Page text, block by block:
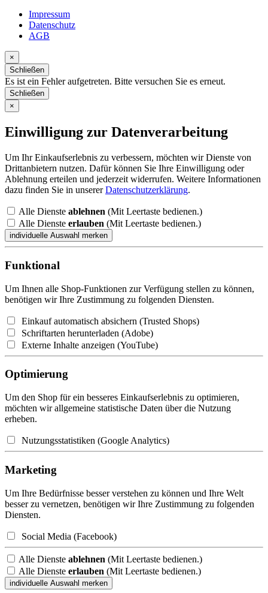
Impressum
Datenschutz
AGB
×
Schließen
Es ist ein Fehler aufgetreten. Bitte versuchen Sie es erneut.
Schließen
×
Einwilligung zur Datenverarbeitung
Um Ihr Einkaufserlebnis zu verbessern, möchten wir Dienste von
Drittanbietern nutzen. Dafür können Sie Ihre Einwilligung oder
Ablehnung erteilen und jederzeit widerrufen. Weitere Informationen
dazu finden Sie in unsererDatenschutzerklärung.
Alle Dienste ablehnen (Mit Leertaste bedienen.)
Alle Dienste erlauben (Mit Leertaste bedienen.)
Funktional
Um Ihnen alle Shop-Funktionen zur Verfügung stellen zu können,
benötigen wir Ihre Zustimmung zu folgenden Diensten.
Einkauf automatisch absichern (Trusted Shops)
Schriftarten herunterladen (Adobe)
Externe Inhalte anzeigen (YouTube)
Optimierung
Um den Shop für ein besseres Einkaufserlebnis zu optimieren,
möchten wir allgemeine statistische Daten über die Nutzung
erheben.
Nutzungsstatistiken (Google Analytics)
Marketing
Um Ihre Bedürfnisse besser verstehen zu können und Ihre Welt
besser zu vernetzen, benötigen wir Ihre Zustimmung zu folgenden
Diensten.
Social Media (Facebook)
Alle Dienste ablehnen (Mit Leertaste bedienen.)
Alle Dienste erlauben (Mit Leertaste bedienen.)